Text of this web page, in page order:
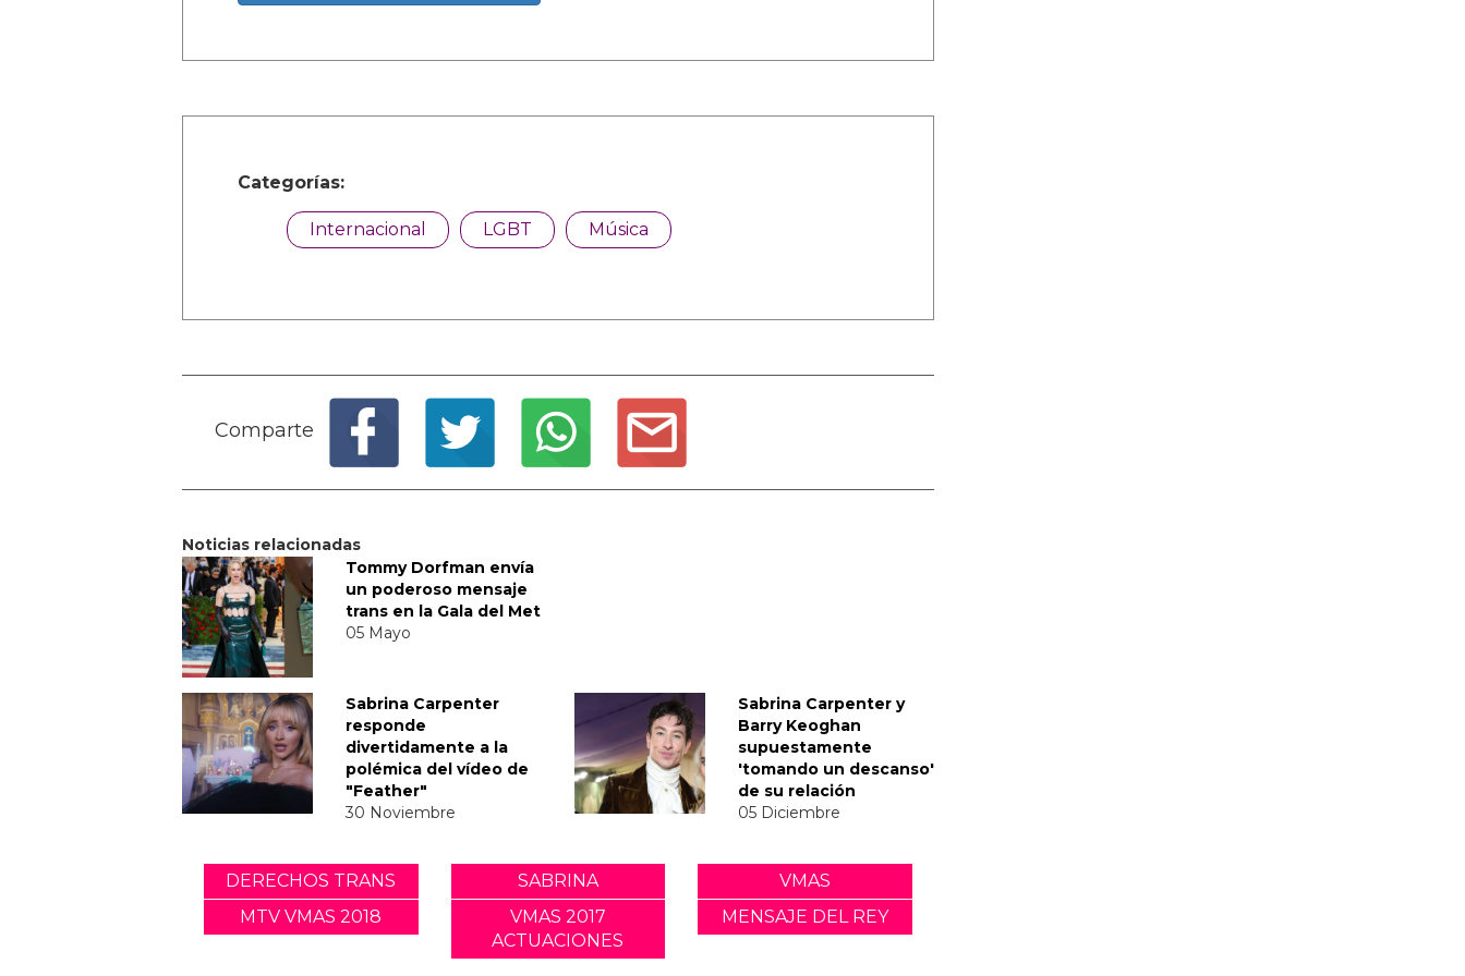
Categorías:
Internacional LGBT Música
Comparte
Noticias relacionadas
Tommy Dorfman envía
un poderoso mensaje
trans en la Gala del Met
05 Mayo
Sabrina Carpenter
responde
divertidamente a la
polémica del vídeo de
"Feather"
30 Noviembre
Sabrina Carpenter y
Barry Keoghan
supuestamente
'tomando un descanso'
de su relación
05 Diciembre
DERECHOS TRANS SABRINA
VMAS
MTV VMAS 2018
VMAS 2017
ACTUACIONES
MENSAJE DEL REY